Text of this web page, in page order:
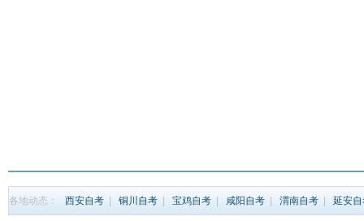
各地动态： 西安自考 铜川自考 宝鸡自考 咸阳自考 渭南自考 延安